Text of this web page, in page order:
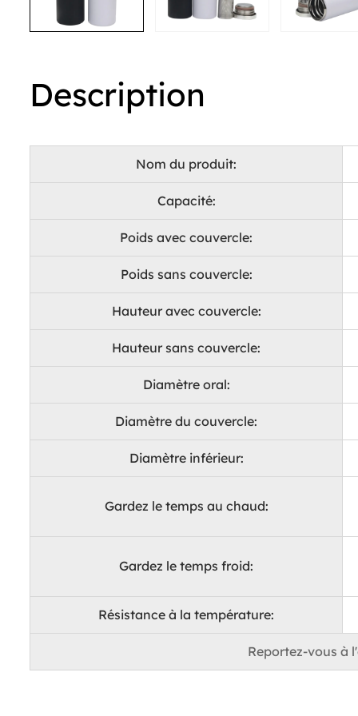
Description
Nom du produit:
Capacité:
Poids avec couvercle:
Poids sans couvercle:
Hauteur avec couvercle:
Hauteur sans couvercle:
Diamètre oral:
Diamètre du couvercle:
Diamètre inférieur:
Gardez le temps au chaud:
Gardez le temps froid:
Résistance à la température:
Reportez-vous à